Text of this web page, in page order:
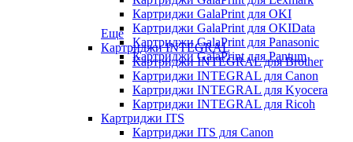
Картриджи GalaPrint для OKI
Картриджи GalaPrint для OKIData
Картриджи GalaPrint для Panasonic
Картриджи GalaPrint для Pantum
Еще
Картриджи INTEGRAL
Картриджи INTEGRAL для Brother
Картриджи INTEGRAL для Canon
Картриджи INTEGRAL для Kyocera
Картриджи INTEGRAL для Ricoh
Картриджи ITS
Картриджи ITS для Canon